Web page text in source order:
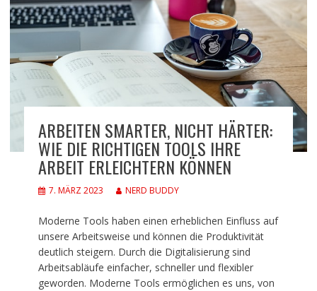
ARBEITEN SMARTER, NICHT HÄRTER:
WIE DIE RICHTIGEN TOOLS IHRE
ARBEIT ERLEICHTERN KÖNNEN
7. MÄRZ 2023 NERD BUDDY
Moderne Tools haben einen erheblichen Einfluss auf
unsere Arbeitsweise und können die Produktivität
deutlich steigern. Durch die Digitalisierung sind
Arbeitsabläufe einfacher, schneller und flexibler
geworden. Moderne Tools ermöglichen es uns, von